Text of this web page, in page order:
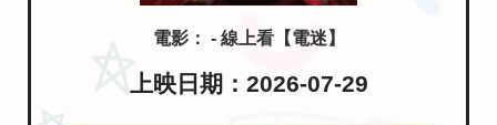
電影： - 線上看【電迷】
上映日期：2026-07-29